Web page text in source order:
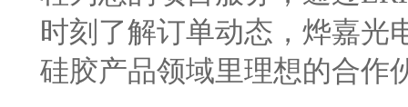
时刻了解订单动态，烨嘉光
硅胶产品领域里理想的合作